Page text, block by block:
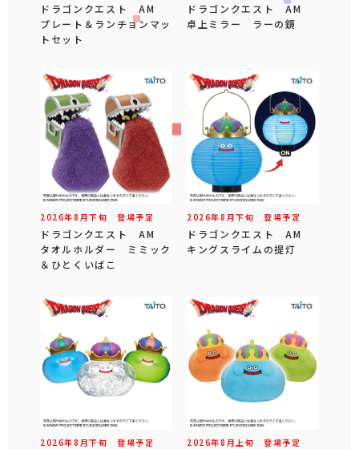
ドラゴンクエスト AM
プレート＆ランチョンマッ
トセット
ドラゴンクエスト AM
卓上ミラー ラーの鏡
2026年8 月下旬 登場予定
ドラゴンクエスト AM
タオルホルダー ミミック
＆ひとくいばこ
2026年8 月下旬 登場予定
ドラゴンクエスト AM
キングスライムの提灯
2026年8 月下旬 登場予定 2026年8 月 上旬 登場予定